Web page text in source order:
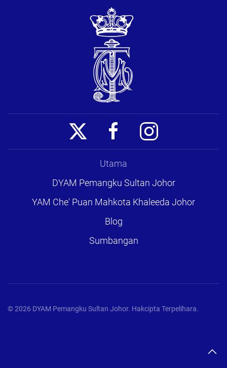
Utama
DYAM Pemangku Sultan Johor
YAM Che' Puan Mahkota Khaleeda Johor
Blog
Sumbangan
©2026 DYAM Pemangku Sultan Johor. Hakcipta Terpelihara.